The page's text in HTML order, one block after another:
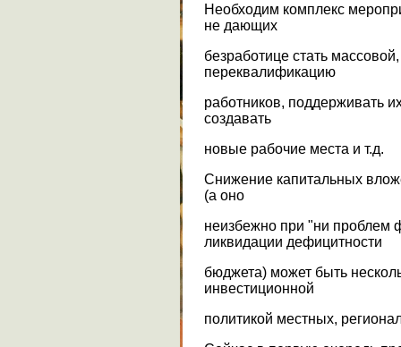
Необходим комплекс
не дающих
безработице стать
переквалификацию
работников, поддерживать
создавать
новые рабочие места и т.д.
Снижение капитальных
(а оно
неизбежно при "ни проблем
ликвидации дефицитности
бюджета) может быть
инвестиционной
политикой местных,